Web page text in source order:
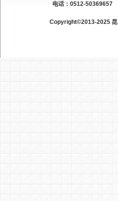
电话：0512-50369657
Copyright©2013-2025 昆